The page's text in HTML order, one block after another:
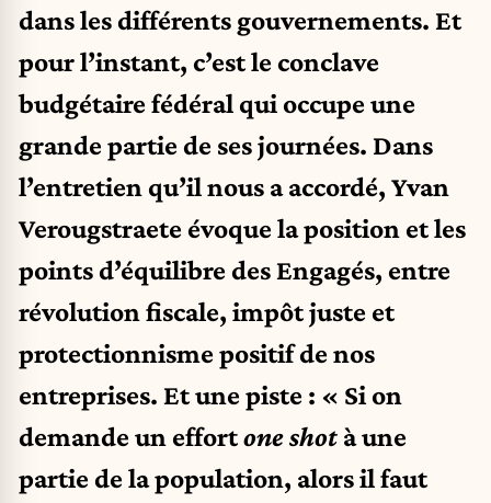
dans les différents gouvernements. Et
pour l’instant, c’est le conclave
budgétaire fédéral qui occupe une
grande partie de ses journées. Dans
l’entretien qu’il nous a accordé, Yvan
Verougstraete évoque la position et les
points d’équilibre des Engagés, entre
révolution fiscale, impôt juste et
protectionnisme positif de nos
entreprises. Et une piste : « Si on
demande un effortone shot à une
partie de la population, alors il faut